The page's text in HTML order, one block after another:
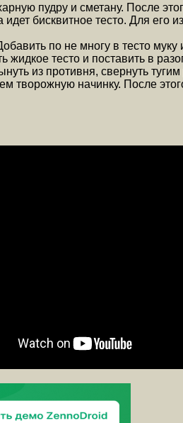
пудру и сметану. После
бисквитное тесто. Для его
по не многу в тесто
тесто и поставить в
из противня, свернуть
творожную начинку. После